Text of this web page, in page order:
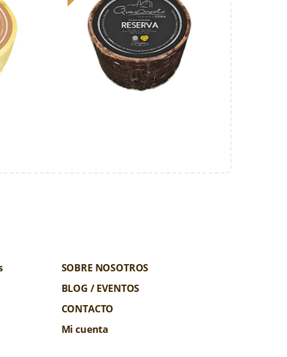
Oncala Reserva
SOBRE NOSOTROS
BLOG / EVENTOS
CONTACTO
Mi cuenta